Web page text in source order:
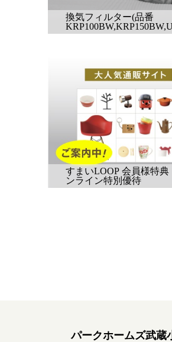
換気フィルター(品番
すまいLOOP 会員様特
ンライン特別優待
パークホームズ武蔵